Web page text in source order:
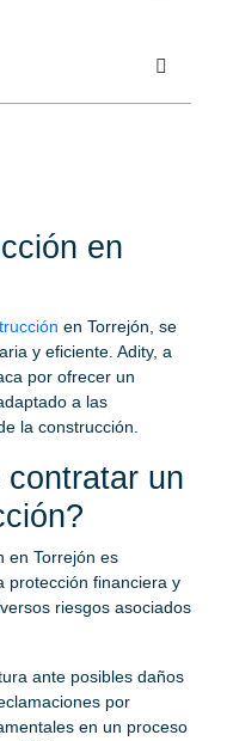
en
en Torrejón, se
y eficiente. Adity, a
por ofrecer un
a las
la construcción.
un
en Torrejón es
protección financiera y
riesgos asociados
ante posibles daños
por
en un proceso